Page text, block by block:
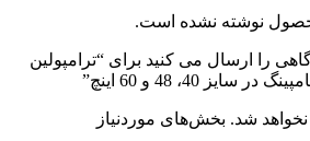
نوشته نشده است.
را ارسال می کنید برای “ترامپولین
40، 48 و 60 اینچ”
شد. بخش‌های موردنیاز